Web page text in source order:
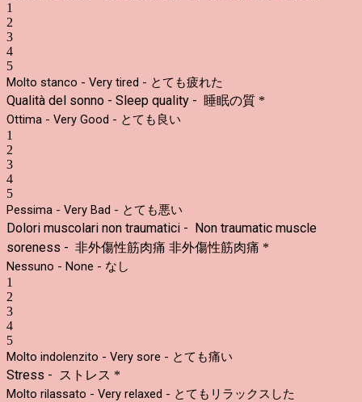
1
2
3
4
5
Molto stanco - Very tired - とても疲れた
Qualità del sonno - Sleep quality - 睡眠の質 *
Ottima - Very Good - とても良い
1
2
3
4
5
Pessima - Very Bad - とても悪い
Dolori muscolari non traumatici - Non traumatic muscle
soreness - 非外傷性筋肉痛 非外傷性筋肉痛 *
Nessuno - None - なし
1
2
3
4
5
Molto indolenzito - Very sore - とても痛い
Stress - ストレス *
Molto rilassato - Very relaxed - とてもリラックスした